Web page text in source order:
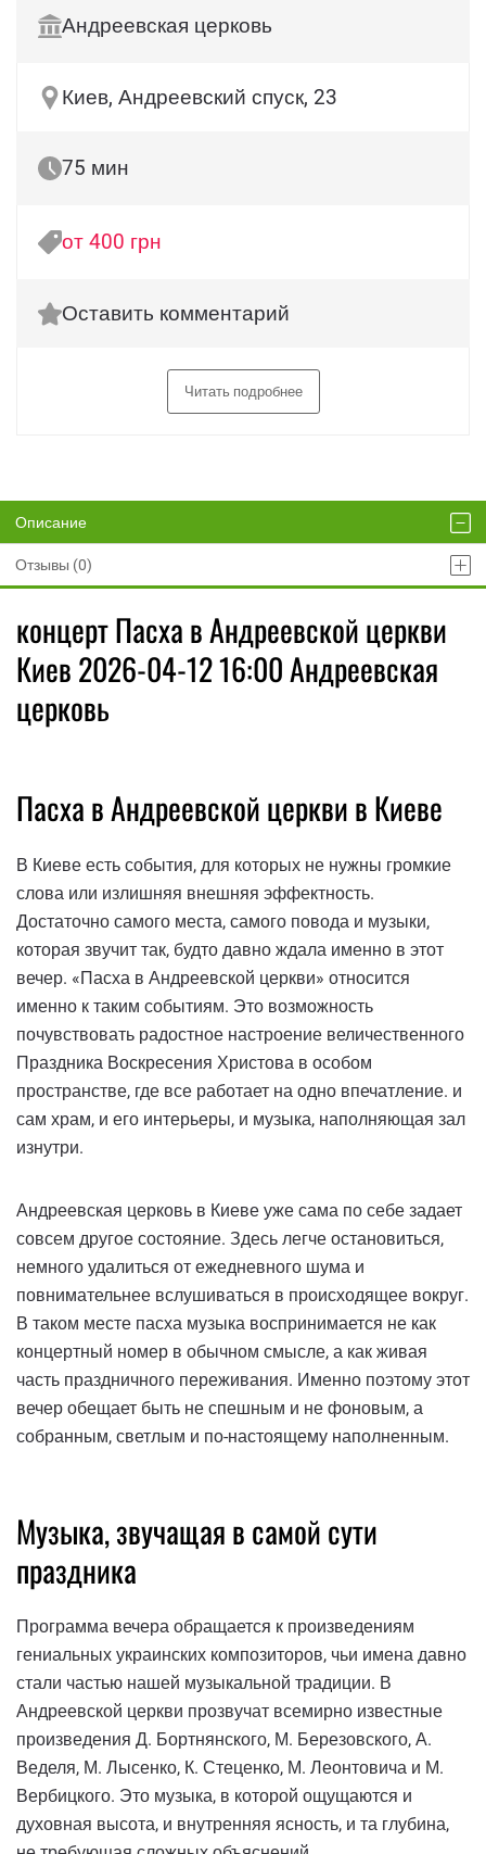
Андреевская церковь
Киев, Андреевский спуск, 23
75 мин
от 400 грн
Оставить комментарий
Читать подробнее
Описание
Отзывы (0)
концерт Пасха в Андреевской церкви
Киев 2026-04-12 16:00 Андреевская
церковь
Пасха в Андреевской церкви в Киеве
В Киеве есть события, для которых не нужны громкие
слова или излишняя внешняя эффектность.
Достаточно самого места, самого повода и музыки,
которая звучит так, будто давно ждала именно в этот
вечер. «Пасха в Андреевской церкви» относится
именно к таким событиям. Это возможность
почувствовать радостное настроение величественного
Праздника Воскресения Христова в особом
пространстве, где все работает на одно впечатление. и
сам храм, и его интерьеры, и музыка, наполняющая зал
изнутри.
Андреевская церковь в Киеве уже сама по себе задает
совсем другое состояние. Здесь легче остановиться,
немного удалиться от ежедневного шума и
повнимательнее вслушиваться в происходящее вокруг.
В таком месте пасха музыка воспринимается не как
концертный номер в обычном смысле, а как живая
часть праздничного переживания. Именно поэтому этот
вечер обещает быть не спешным и не фоновым, а
собранным, светлым и по-настоящему наполненным.
Музыка, звучащая в самой сути
праздника
Программа вечера обращается к произведениям
гениальных украинских композиторов, чьи имена давно
стали частью нашей музыкальной традиции. В
Андреевской церкви прозвучат всемирно известные
произведения Д. Бортнянского, М. Березовского, А.
Веделя, М. Лысенко, К. Стеценко, М. Леонтовича и М.
Вербицкого. Это музыка, в которой ощущаются и
духовная высота, и внутренняя ясность, и та глубина,